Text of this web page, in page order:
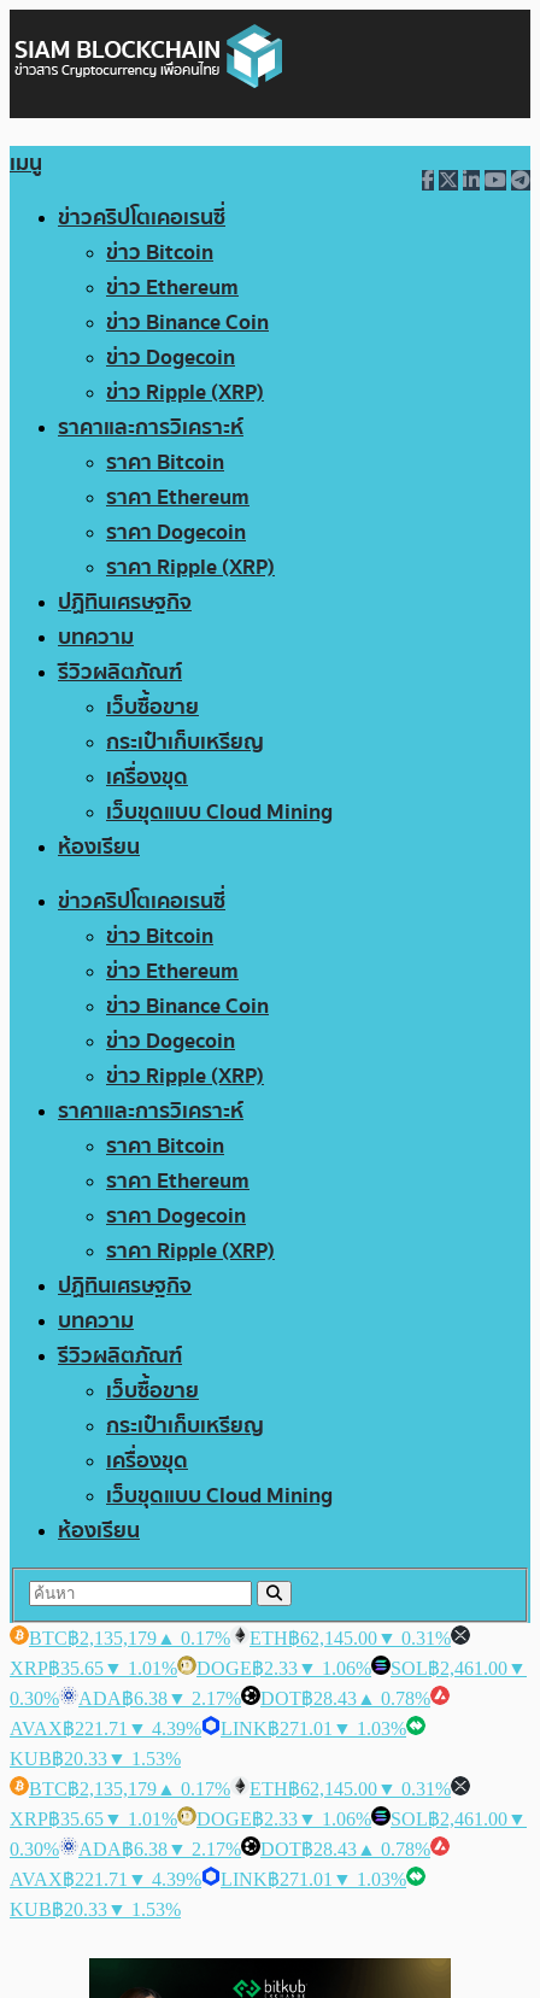
เมนู
ข่าวคริปโตเคอเรนซี่
ข่าว Bitcoin
ข่าว Ethereum
ข่าว Binance Coin
ข่าว Dogecoin
ข่าว Ripple (XRP)
ราคาและการวิเคราะห์
ราคา Bitcoin
ราคา Ethereum
ราคา Dogecoin
ราคา Ripple (XRP)
ปฏิทินเศรษฐกิจ
บทความ
รีวิวผลิตภัณฑ์
เว็บซื้อขาย
กระเป๋าเก็บเหรียญ
เครื่องขุด
เว็บขุดแบบ Cloud Mining
ห้องเรียน
ข่าวคริปโตเคอเรนซี่
ข่าว Bitcoin
ข่าว Ethereum
ข่าว Binance Coin
ข่าว Dogecoin
ข่าว Ripple (XRP)
ราคาและการวิเคราะห์
ราคา Bitcoin
ราคา Ethereum
ราคา Dogecoin
ราคา Ripple (XRP)
ปฏิทินเศรษฐกิจ
บทความ
รีวิวผลิตภัณฑ์
เว็บซื้อขาย
กระเป๋าเก็บเหรียญ
เครื่องขุด
เว็บขุดแบบ Cloud Mining
ห้องเรียน
BTC฿2,135,179 ▲ 0.17% ETH฿62,145.00▼ 0.31%
XRP฿35.65▼ 1.01% DOGE฿2.33▼ 1.06% SOL฿2,461.00▼
0.30%
ADA฿6.38▼ 2.17% DOT฿28.43 ▲ 0.78%
AVAX฿221.71 ▼ 4.39% LINK฿271.01 ▼ 1.03%
KUB฿20.33▼ 1.53%
BTC฿2,135,179 ▲ 0.17% ETH฿62,145.00▼ 0.31%
XRP฿35.65▼ 1.01% DOGE฿2.33▼ 1.06% SOL฿2,461.00▼
0.30%
ADA฿6.38▼ 2.17% DOT฿28.43 ▲ 0.78%
AVAX฿221.71 ▼ 4.39% LINK฿271.01 ▼ 1.03%
KUB฿20.33▼ 1.53%